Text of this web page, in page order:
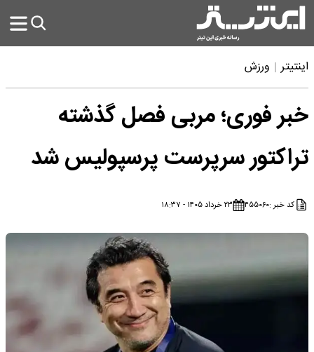
اینتیتر ورزش
خبر فوری؛ مربی فصل گذشته
تراکتور سرپرست پرسپولیس شد
کد خبر :۴۵۵۰۶۰ ۲۳ خرداد ۱۴۰۵ - ۱۸:۳۷